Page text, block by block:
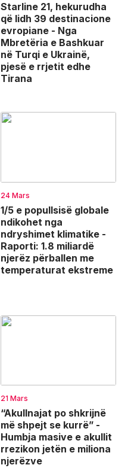
Starline 21, hekurudha
që lidh 39 destinacione
evropiane - Nga
Mbretëria e Bashkuar
në Turqi e Ukrainë,
pjesë e rrjetit edhe
Tirana
24 Mars
1/5 e popullsisë globale
ndikohet nga
ndryshimet klimatike -
Raporti: 1.8 miliardë
njerëz përballen me
temperaturat ekstreme
21 Mars
“Akullnajat po shkrijnë
më shpejt se kurrë” -
Humbja masive e akullit
rrezikon jetën e miliona
njerëzve